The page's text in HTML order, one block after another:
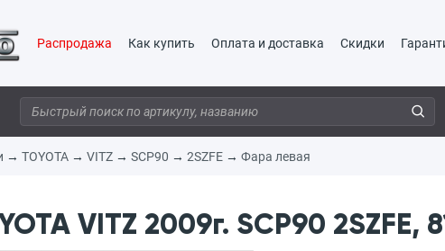
Распродажа Как купить Оплата и доставка Скидки
→ TOYOTA → VITZ → SCP90 → 2SZFE → Фара левая
VITZ 2009г. SCP90 2SZFE,